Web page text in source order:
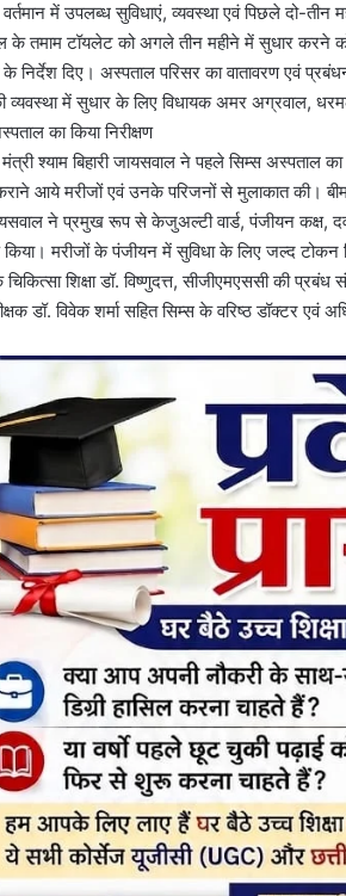
में उपलब्ध सुविधाएं, व्यवस्था एवं पिछले दो-
के तमाम टॉयलेट को अगले तीन महीने में सुधार करने
के निर्देश दिए। अस्पताल परिसर का वातावरण एवं
व्यवस्था में सुधार के लिए विधायक अमर अग्रवाल,
का किया निरीक्षण
मंत्री श्याम बिहारी जायसवाल ने पहले सिम्स
आये मरीजों एवं उनके परिजनों से मुलाकात की।
ने प्रमुख रूप से केजुअल्टी वार्ड, पंजीयन कक्ष,
किया। मरीजों के पंजीयन में सुविधा के लिए जल्द
शिक्षा डॉ. विष्णुदत्त, सीजीएमएससी की
डॉ. विवेक शर्मा सहित सिम्स के वरिष्ठ डॉक्टर एवं